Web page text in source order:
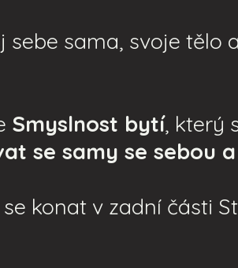
sebe sama, svoje tělo
Smyslnost bytí, který
se samy se sebou
konat v zadní části